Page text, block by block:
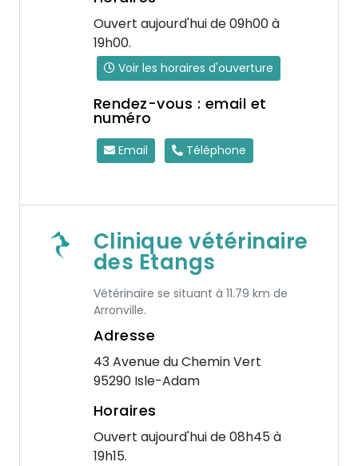
Ouvert aujourd'hui de 09h00 à
19h00.
Voir les horaires d'ouverture
Rendez-vous : email et
numéro
Email Téléphone
Clinique vétérinaire
des Etangs
Vétérinaire se situant à 11.79 km de
Arronville.
Adresse
43 Avenue du Chemin Vert
95290 Isle-Adam
Horaires
Ouvert aujourd'hui de 08h45 à
19h15.